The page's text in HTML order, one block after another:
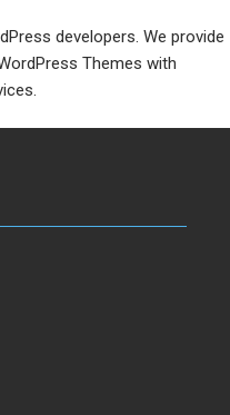
developers. We provide
Themes with